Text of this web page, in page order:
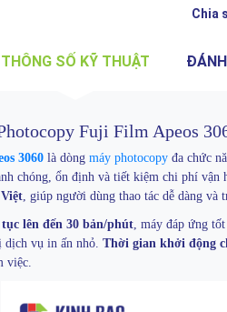
Chia
THÔNG SỐ KỸ THUẬT
Fuji Film Apeos
3060 là dòng máy photocopy đa chức
chóng, ổn định và tiết kiệm chi phí vận
, giúp người dùng thao tác dễ dàng và
lên đến 30 bản/phút, máy đáp ứng
dịch vụ in ấn nhỏ. Thời gian khởi động
việc.